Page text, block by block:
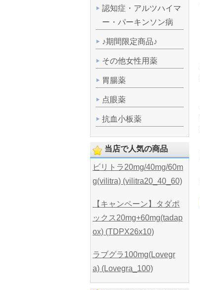
認知症・アルツハイマ
ー・パーキンソン病
♪期間限定商品♪
その他女性用薬
胃腸薬
点眼薬
抗血小板薬
当店で人気の商品
ビリトラ20mg/40mg/60m
g(vilitra) (vilitra20_40_60)
【キャンペーン】タダポ
ックス20mg+60mg(tadap
ox) (TDPX26x10)
ラブグラ100mg(Lovegr
a) (Lovegra_100)